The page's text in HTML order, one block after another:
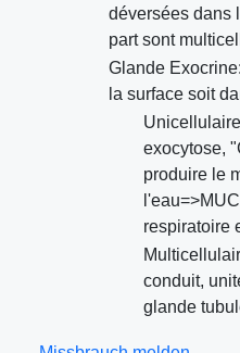
déversées dans
part sont
Glande
la surface soit
exocytose,
produire le
respiratoire
conduit,
glande